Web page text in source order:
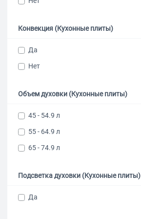
Конвекция (Кухонные плиты)
Да
Нет
Объем духовки (Кухонные плиты)
45 - 54.9 л
55 - 64.9 л
65 - 74.9 л
Подсветка духовки (Кухонные плиты)
Да